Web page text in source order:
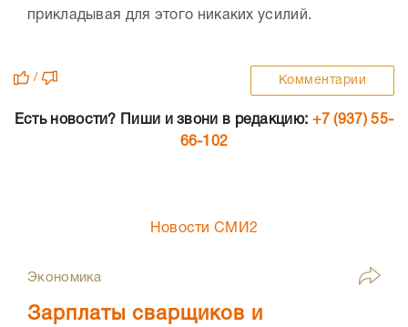
прикладывая для этого никаких усилий.
/ Комментарии
Есть новости? Пиши и звони в редакцию: +7 (937) 55-
66-102
Новости СМИ2
Экономика
Зарплаты сварщиков и